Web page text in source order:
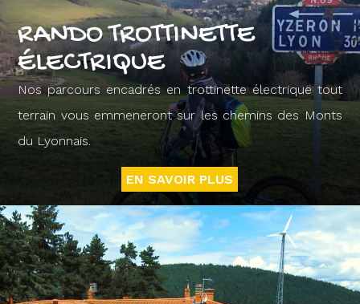
RANDO TROTTINETTE
ÉLECTRIQUE
Nos parcours encadrés en trottinette électrique tout
terrain vous emmeneront sur les chemins des Monts
du Lyonnais.
EN SAVOIR PLUS